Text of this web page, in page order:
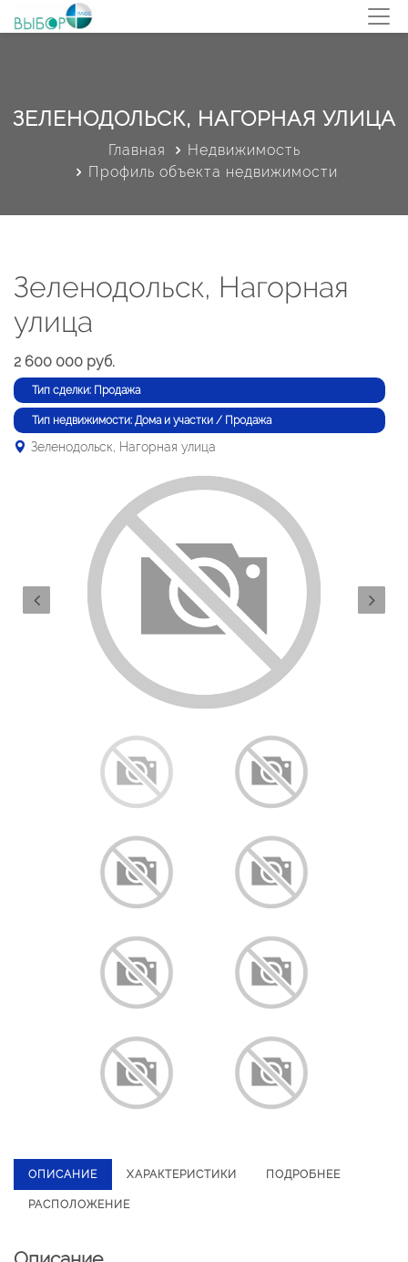
ЗЕЛЕНОДОЛЬСК, НАГОРНАЯ УЛИЦА
Главная
Недвижимость
Профиль объекта недвижимости
Зеленодольск, Нагорная
улица
2 600 000 руб.
Тип сделки: Продажа
Тип недвижимости: Дома и участки / Продажа
Зеленодольск, Нагорная улица
ОПИСАНИЕ ХАРАКТЕРИСТИКИ ПОДРОБНЕЕ
РАСПОЛОЖЕНИЕ